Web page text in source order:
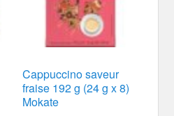
Cappuccino saveur
fraise 192 g (24 g x 8)
Mokate